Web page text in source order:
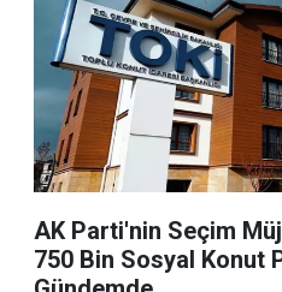
AK Parti'nin Seçim
750 Bin Sosyal Konut